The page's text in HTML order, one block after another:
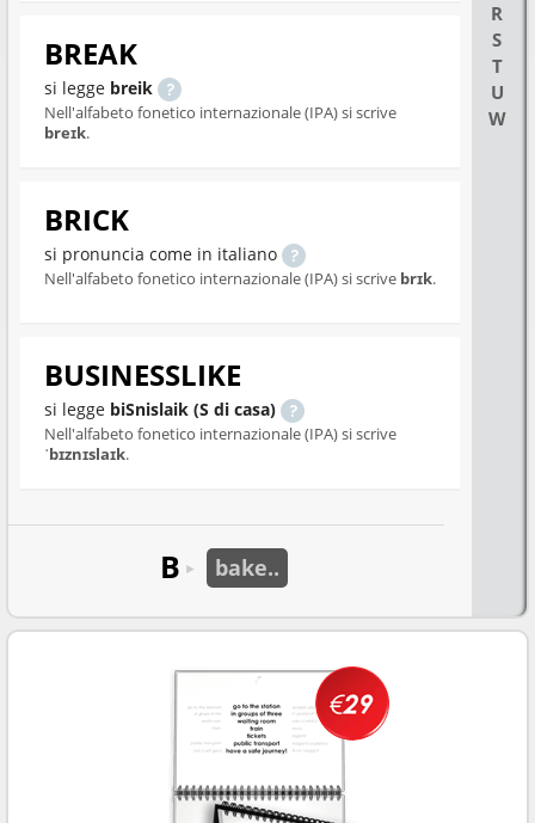
R
S
T
U
W
BREAK
si legge breik
Nell'alfabeto fonetico internazionale (IPA) si scrive
breɪk.
BRICK
si pronuncia come in italiano
Nell'alfabeto fonetico internazionale (IPA) si scrive brɪk.
BUSINESSLIKE
si legge biSnislaik (S di casa)
Nell'alfabeto fonetico internazionale (IPA) si scrive
ˈbɪznɪslaɪk.
B ► bake..